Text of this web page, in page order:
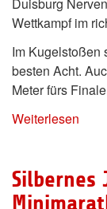
Wettkampf im
Im Kugelstoßen
besten Acht.
Meter fürs
Weiterlesen
Silbernes